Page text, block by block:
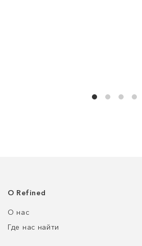
О Refined
О нас
Где нас найти